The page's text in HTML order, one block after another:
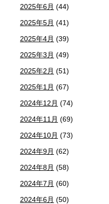
2025年6月 (44)
2025年5月 (41)
2025年4月 (39)
2025年3月 (49)
2025年2月 (51)
2025年1月 (67)
2024年12月 (74)
2024年11月 (69)
2024年10月 (73)
2024年9月 (62)
2024年8月 (58)
2024年7月 (60)
2024年6月 (50)